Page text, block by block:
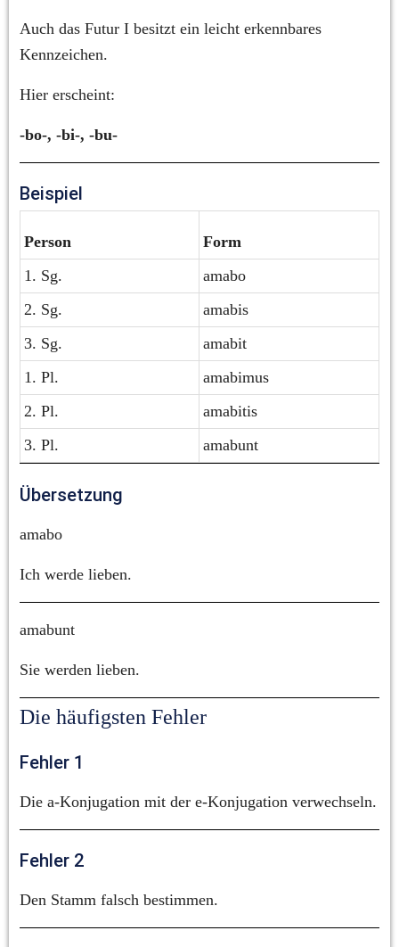
Auch das Futur I besitzt ein leicht erkennbares
Kennzeichen.
Hier erscheint:
-bo-, -bi-, -bu-
Beispiel
Person
Form
1. Sg.
amabo
2. Sg.
amabis
3. Sg.
amabit
1. Pl.
amabimus
2. Pl.
amabitis
3. Pl.
amabunt
Übersetzung
amabo
Ich werde lieben.
amabunt
Sie werden lieben.
Die häufigsten Fehler
Fehler 1
Die a-Konjugation mit der e-Konjugation verwechseln.
Fehler 2
Den Stamm falsch bestimmen.